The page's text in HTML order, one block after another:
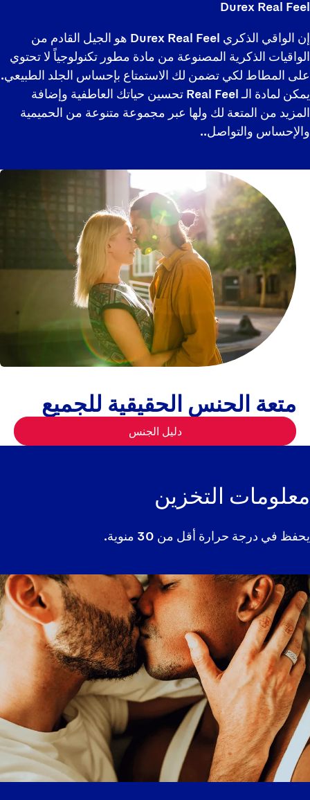
Durex Real Feel
إن الواقي الذكري Durex Real Feel هو الجيل القادم من
الواقيات الذكرية المصنوعة من مادة مطور تكنولوجياً لا تحتوي
على المطاط لكي تضمن لك الاستمتاع بإحساس الجلد الطبيعي.
يمكن لمادة الـ Real Feel تحسين حياتك العاطفية وإضافة
المزيد من المتعة لك ولها عبر مجموعة متنوعة من الحميمية
والإحساس والتواصل..
متعة الحنس الحقيقية للجميع
دليل الجنس
معلومات التخزين
يحفظ في درجة حرارة أقل من 30 منوية.